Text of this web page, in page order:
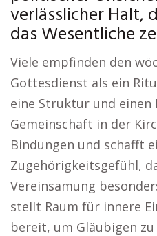
verlässlicher Halt,
das Wesentliche
Viele empfinden den
Gottesdienst als ein
eine Struktur und einen
Gemeinschaft in der
Bindungen und schafft
Zugehörigkeitsgefühl,
Vereinsamung
stellt Raum für innere
bereit, um Gläubigen